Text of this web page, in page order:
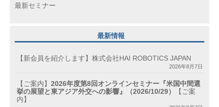
最新セミナー
最新情報
【新会員を紹介します】株式会社HAI ROBOTICS JAPAN
2026年8月7日
【ご案内】 2026年度第8回オンラインセミナー『米国中間選
挙の展望と東アジア外交への影響』（2026/10/29）
【ご案
内】